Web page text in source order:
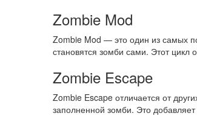
Zombie Mod
Zombie Mod — это один из самых
становятся зомби сами. Этот цикл
Zombie Escape
Zombie Escape отличается от
заполненной зомби. Это